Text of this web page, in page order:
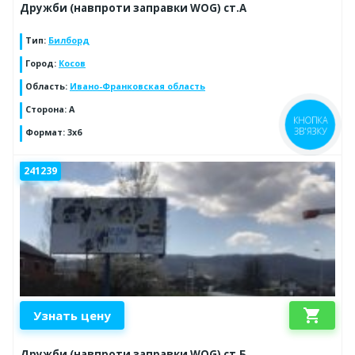
Дружби (навпроти заправки WOG) ст.А
Тип: Билборд
Город: Косов
Область: Ивано-Франковская область
Сторона: А
Формат: 3х6
241239
Узнать цену shopping_cart
КНОПКА
ЗВ'ЯЗКУ